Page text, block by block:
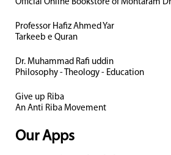
Official Online Bookstore of Mohtaram
Professor Hafiz Ahmed Yar
Tarkeeb e Quran
Dr. Muhammad Rafi uddin
Philosophy - Theology - Education
Give up Riba
An Anti Riba Movement
Our Apps